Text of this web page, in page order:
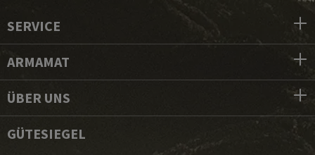
SERVICE
ARMAMAT
ÜBER UNS
GÜTESIEGEL